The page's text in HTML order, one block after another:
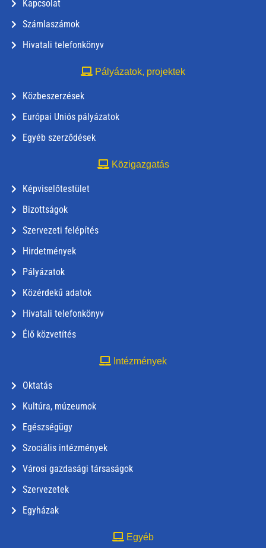
Kapcsolat
Számlaszámok
Hivatali telefonkönyv
Pályázatok, projektek
Közbeszerzések
Európai Uniós pályázatok
Egyéb szerződések
Közigazgatás
Képviselőtestület
Bizottságok
Szervezeti felépítés
Hirdetmények
Pályázatok
Közérdekű adatok
Hivatali telefonkönyv
Élő közvetítés
Intézmények
Oktatás
Kultúra, múzeumok
Egészségügy
Szociális intézmények
Városi gazdasági társaságok
Szervezetek
Egyházak
Egyéb